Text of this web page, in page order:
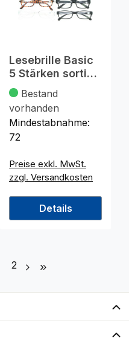
Lesebrille Basic
5 Stärken sortiert
im Display
Bestand
vorhanden
Mindestabnahme:
72
Preise exkl. MwSt.
zzgl. Versandkosten
Details
Seite
2